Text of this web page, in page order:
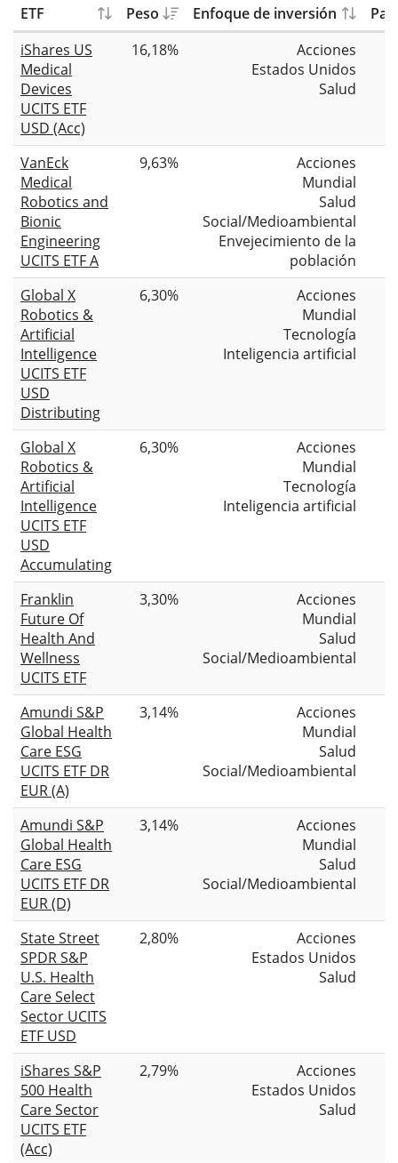
ETF Peso Enfoque de inversión
iShares US
Medical
Devices
UCITS ETF
USD (Acc)
16,18%
Acciones
Estados Unidos
Salud
VanEck
Medical
Robotics and
Bionic
Engineering
UCITS ETF A
9,63%
Acciones
Mundial
Salud
Social/Medioambiental
Envejecimiento de la
población
Global X
Robotics &
Artificial
Intelligence
UCITS ETF
USD
Distributing
6,30%
Acciones
Mundial
Tecnología
Inteligencia artificial
Global X
Robotics &
Artificial
Intelligence
UCITS ETF
USD
Accumulating
6,30%
Acciones
Mundial
Tecnología
Inteligencia artificial
Franklin
Future Of
Health And
Wellness
UCITS ETF
3,30%
Acciones
Mundial
Salud
Social/Medioambiental
Amundi S&P
Global Health
Care ESG
UCITS ETF DR
EUR (A)
3,14%
Acciones
Mundial
Salud
Social/Medioambiental
Amundi S&P
Global Health
Care ESG
UCITS ETF DR
EUR (D)
3,14%
Acciones
Mundial
Salud
Social/Medioambiental
State Street
SPDR S&P
U.S. Health
Care Select
Sector UCITS
ETF USD
2,80%
Acciones
Estados Unidos
Salud
iShares S&P
500 Health
Care Sector
UCITS ETF
(Acc)
2,79%
Acciones
Estados Unidos
Salud